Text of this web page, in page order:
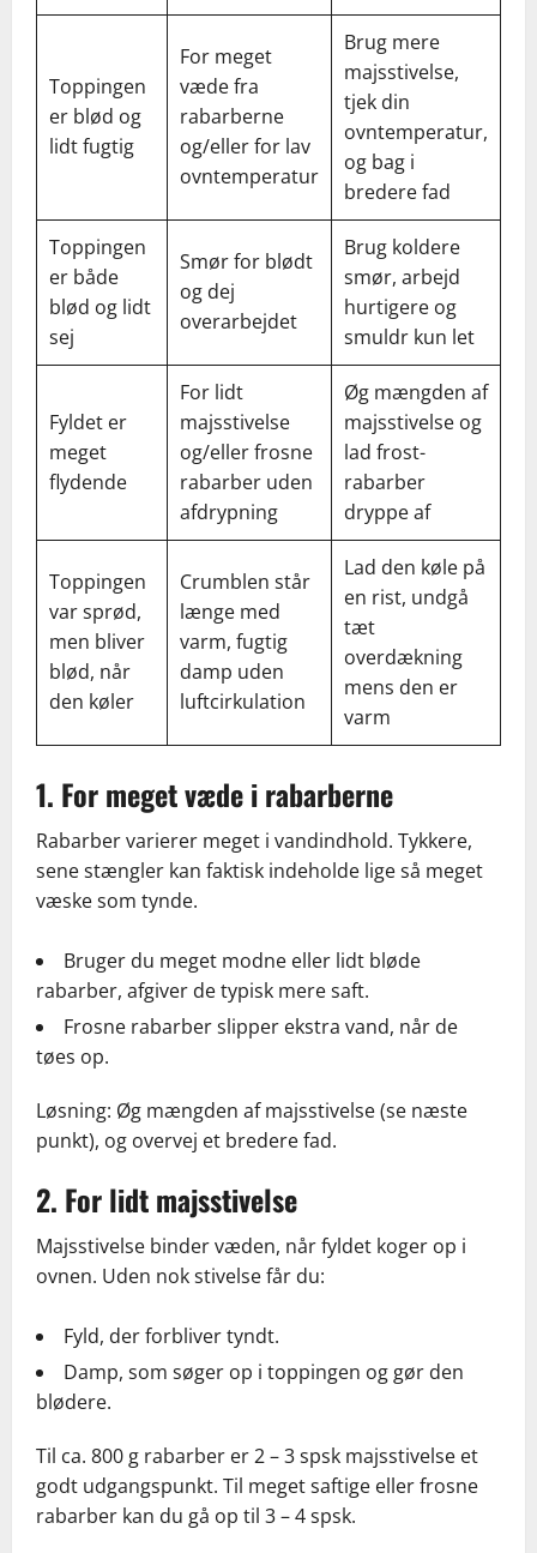
Toppingen
er blød og
lidt fugtig
For meget
væde fra
rabarberne
og/eller for lav
ovntemperatur
Brug mere
majsstivelse,
tjek din
ovntemperatur,
og bag i
bredere fad
Toppingen
er både
blød og lidt
sej
Smør for blødt
og dej
overarbejdet
Brug koldere
smør, arbejd
hurtigere og
smuldr kun let
Fyldet er
meget
flydende
For lidt
majsstivelse
og/eller frosne
rabarber uden
afdrypning
Øg mængden af
majsstivelse og
lad frost-
rabarber
dryppe af
Toppingen
var sprød,
men bliver
blød, når
den køler
Crumblen står
længe med
varm, fugtig
damp uden
luftcirkulation
Lad den køle på
en rist, undgå
tæt
overdækning
mens den er
varm
1. For meget væde i rabarberne
Rabarber varierer meget i vandindhold. Tykkere,
sene stængler kan faktisk indeholde lige så meget
væske som tynde.
Bruger du meget modne eller lidt bløde
rabarber, afgiver de typisk mere saft.
Frosne rabarber slipper ekstra vand, når de
tøes op.
Løsning: Øg mængden af majsstivelse (se næste
punkt), og overvej et bredere fad.
2. For lidt majsstivelse
Majsstivelse binder væden, når fyldet koger op i
ovnen. Uden nok stivelse får du:
Fyld, der forbliver tyndt.
Damp, som søger op i toppingen og gør den
blødere.
Til ca. 800 g rabarber er 2 – 3 spsk majsstivelse et
godt udgangspunkt. Til meget saftige eller frosne
rabarber kan du gå op til 3 – 4 spsk.